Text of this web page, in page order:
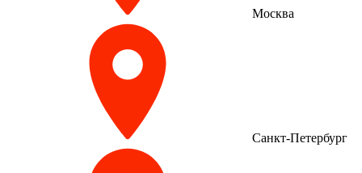
Москва
Санкт-Петербург